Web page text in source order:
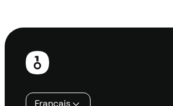
Pied
page
Français